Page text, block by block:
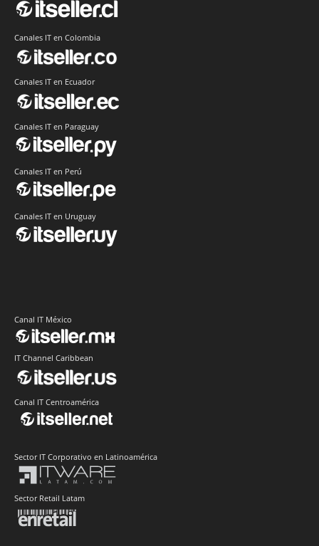
Canales IT en Colombia
Canales IT en Ecuador
Canales IT en Paraguay
Canales IT en Perú
Canales IT en Uruguay
Canal IT México
IT Channel Caribbean
Canal IT Centroamérica
Sector IT Corporativo en Latinoamérica
Sector Retail Latam